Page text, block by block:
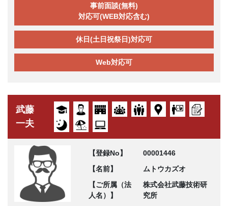
事前面談(無料)
対応可(WEB対応含む)
休日(土日祝祭日)対応可
Web対応可
武藤
一夫
【登録No】
00001446
【名前】
ムトウカズオ
【ご所属（法
人名）】
株式会社武藤技術研
究所